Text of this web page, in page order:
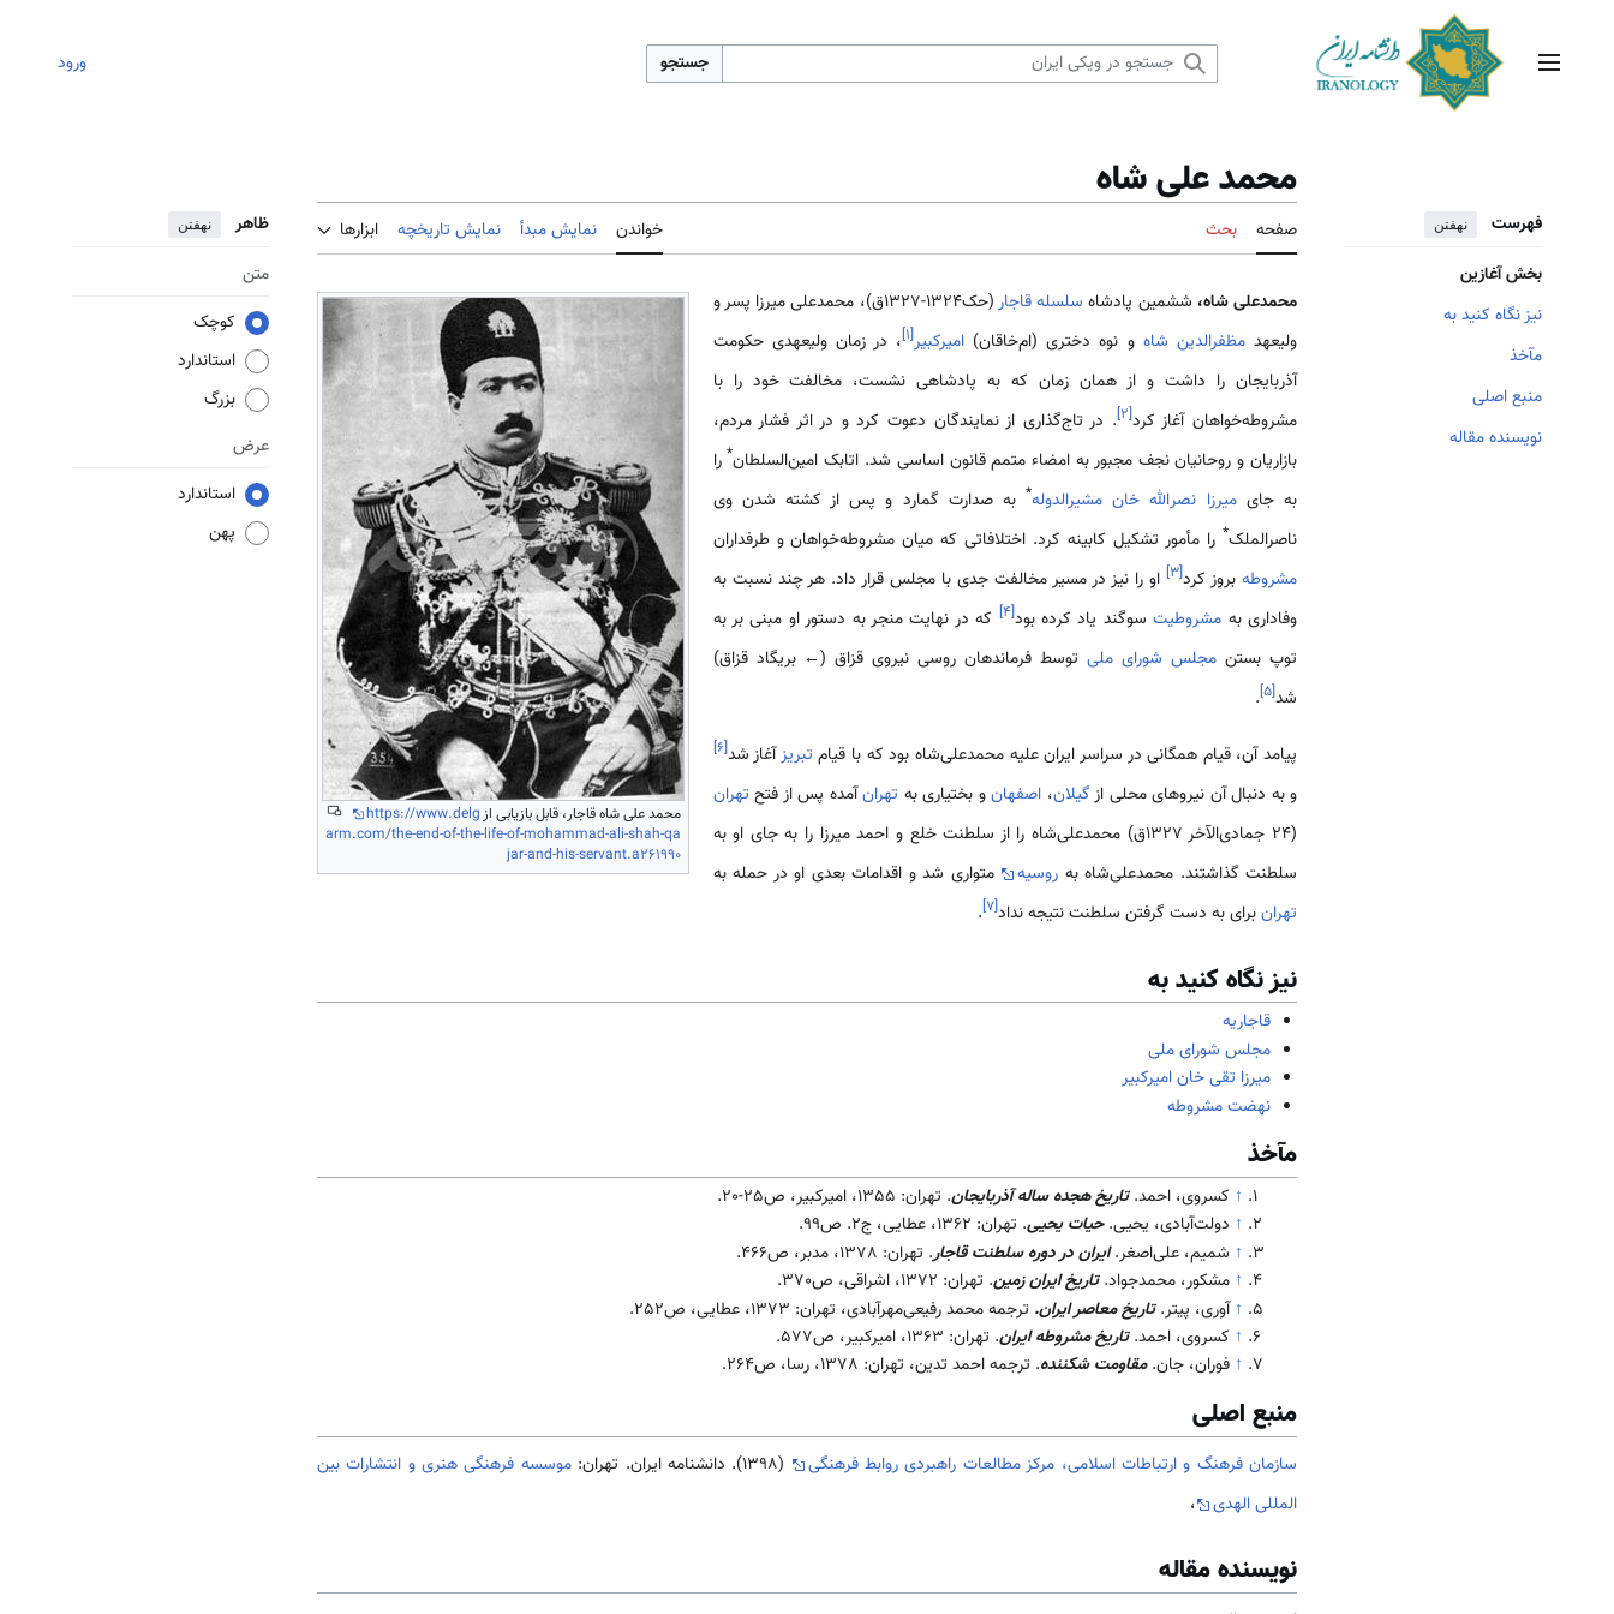
منوی اصلی جستجو ورود
فهرست نهفتن
بخش آغازین
نیز نگاه کنید به
مآخذ
منبع اصلی
نویسنده مقاله
محمد علی شاه
صفحه بحث خواندن نمایش مبدأ نمایش تاریخچه ابزارها ظاهر نهفتن
متن
کوچک
استاندارد
بزرگ
عرض
استاندارد
پهن
محمد علی شاه قاجار، قابل بازیابی ازhttps://www.delg
arm.com/the-end-of-the-life-of-mohammad-ali-shah-qa
jar-and-his-servant.a261990
محمدعلی شاه، ششمین پادشاه سلسله قاجار
(حک1324-1327ق)، محمدعلی میرزا پسر و
ولیعهدمظفرالدین شاه و نوه دختری (ام‌خاقان) امیرکبیر[۱]، در زمان ولیعهدی حکومت
آذربایجان را داشت و از همان زمان که به پادشاهی نشست، مخالفت خود را با
مشروطه‌خواهان آغاز کرد[۲]. در تاج‌گذاری از نمایندگان دعوت کرد و در اثر فشار مردم،
بازاریان و روحانیان نجف مجبور به امضاء متمم قانون اساسی شد. اتابک امین‌السلطان* را
به جایمیرزا نصرالله خان مشیرالدوله* به صدارت گمارد و پس از کشته شدن وی
ناصرالملک* را مأمور تشکیل کابینه کرد. اختلافاتی که میان مشروطه‌خواهان و طرفداران
مشروطه‌بروز کرد[۳]او را نیز در مسیر مخالفت جدی با مجلس قرار داد. هر چند نسبت به
وفاداری به مشروطیتسوگند یاد کرده بود[۴] که در نهایت منجر به دستور او مبنی بر به
توپ‌ بستن مجلس شورای ملیتوسط فرماندهان روسی نیروی قزاق (← بریگاد قزاق)
شد[۵]
.
پیامد آن، قیام همگانی در سراسر ایران علیه محمدعلی‌شاه بود که با قیام تبریزآغاز شد[۶]
و به دنبال آن نیروهای محلی ازگیلان، اصفهانو بختیاری به تهرانآمده پس از فتح تهران
(24 جمادی‌الآخر 1327ق) محمدعلی‌شاه را از سلطنت خلع و احمد میرزا را به جای او به
سلطنت گذاشتند. محمدعلی‌شاه به روسیه
متواری شد و اقدامات بعدی او در حمله به
تهرانبرای به دست گرفتن سلطنت نتیجه نداد[۷]
.
نیز نگاه کنید به
قاجاریه
مجلس شورای ملی
میرزا تقی خان امیرکبیر
نهضت مشروطه
مآخذ
↑ کسروی، احمد.تاریخ هجده ساله آذربایجان. تهران: 1355، امیرکبیر، ص25-20.
↑ دولت‌آبادی، یحیی.حیات یحیی. تهران: 1362، عطایی، ج2. ص99.
↑ شمیم، علی‌اصغر.ایران در دوره سلطنت قاجار. تهران: 1378، مدبر، ص466.
↑ مشکور، محمدجواد.تاریخ ایران زمین. تهران: 1372، اشراقی، ص370.
↑ آوری، پیتر.تاریخ معاصر ایران. ترجمه محمد رفیعی‌مهرآبادی، تهران: 1373، عطایی، ص252.
↑ کسروی، احمد.تاریخ مشروطه ایران. تهران: 1363، امیرکبیر، ص577.
↑ فوران، جان.مقاومت شکننده. ترجمه احمد تدین، تهران: 1378، رسا، ص264.
منبع اصلی
سازمان فرهنگ و ارتباطات اسلامی، مرکز مطالعات راهبردی روابط فرهنگی (1398). دانشنامه ایران. تهران:
موسسه فرهنگی هنری و انتشارات بین
المللی الهدی
،
نویسنده مقاله